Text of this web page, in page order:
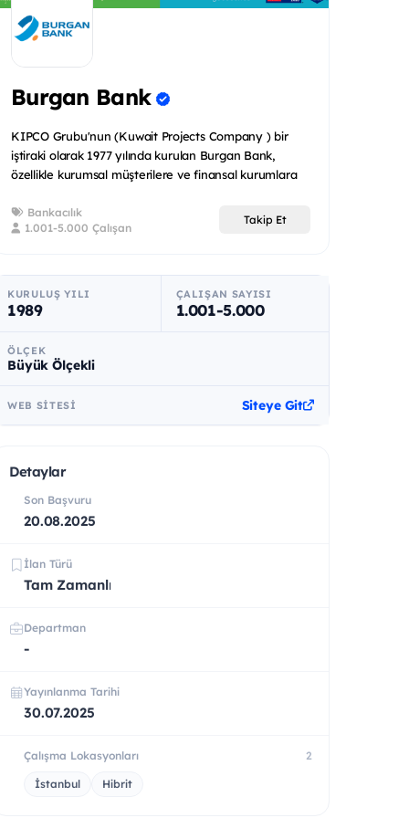
Burgan Bank
KIPCO Grubu'nun (Kuwait Projects Company ) bir
iştiraki olarak 1977 yılında kurulan Burgan Bank,
özellikle kurumsal müşterilere ve finansal kurumlara
Bankacılık
1.001-5.000 Çalışan
Takip Et
KURULUŞ YILI
1989
ÇALIŞAN SAYISI
1.001-5.000
ÖLÇEK
Büyük Ölçekli
WEB SITESI Siteye Git
Detaylar
Son Başvuru
20.08.2025
İlan Türü
Tam Zamanlı
Departman
-
Yayınlanma Tarihi
30.07.2025
Çalışma Lokasyonları 2
İstanbul Hibrit